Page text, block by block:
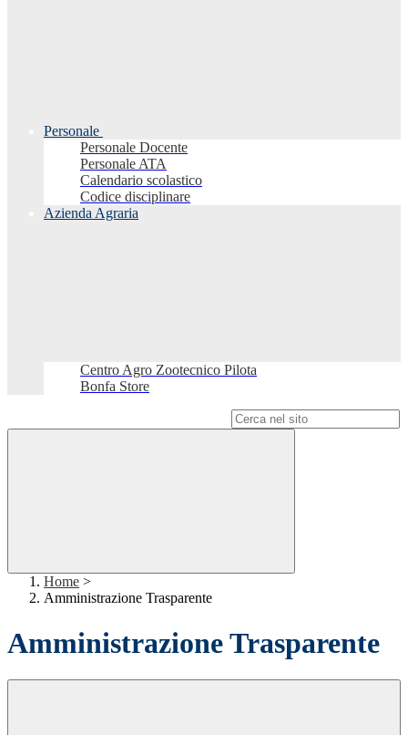
Personale
Personale Docente
Personale ATA
Calendario scolastico
Codice disciplinare
Azienda Agraria
Centro Agro Zootecnico Pilota
Bonfa Store
Home >
Amministrazione Trasparente
Amministrazione Trasparente